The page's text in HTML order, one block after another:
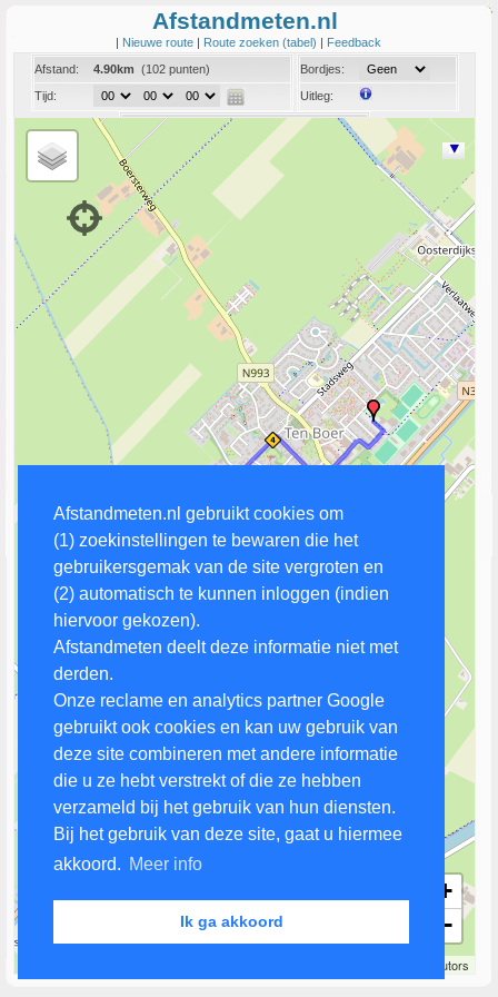
Afstandmeten.nl gebruikt cookies om
(1) zoekinstellingen te bewaren die het
gebruikersgemak van de site vergroten en
(2) automatisch te kunnen inloggen (indien
hiervoor gekozen).
Afstandmeten deelt deze informatie niet met
derden.
Onze reclame en analytics partner Google
gebruikt ook cookies en kan uw gebruik van
deze site combineren met andere informatie
die u ze hebt verstrekt of die ze hebben
verzameld bij het gebruik van hun diensten.
Bij het gebruik van deze site, gaat u hiermee
akkoord. Meer info
Ik ga akkoord
Afstandmeten.nl
| Nieuwe route | Route zoeken (tabel) | Feedback
Afstand:
4.90km (102 punten)
Tijd:
Bordjes:
Uitleg:
Coord:
Info:
Link naar deze route
+
−
contributors